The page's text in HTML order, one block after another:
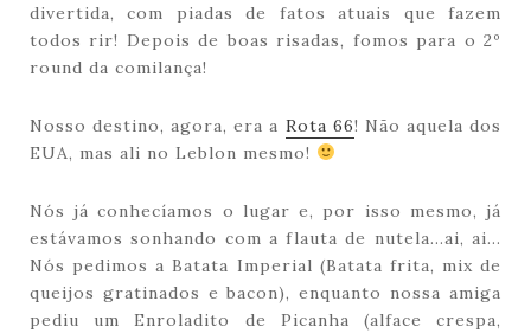
divertida, com piadas de fatos atuais que fazem
todos rir! Depois de boas risadas, fomos para o 2º
round da comilança!
Nosso destino, agora, era a Rota 66! Não aquela dos
EUA, mas ali no Leblon mesmo!
Nós já conhecíamos o lugar e, por isso mesmo, já
estávamos sonhando com a flauta de nutela…ai, ai…
Nós pedimos a Batata Imperial (Batata frita, mix de
queijos gratinados e bacon), enquanto nossa amiga
pediu um Enroladito de Picanha (alface crespa,